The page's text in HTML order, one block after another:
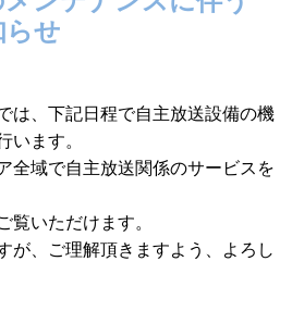
らせ
は、下記日程で自主放送設備の機
います。
全域で自主放送関係のサービスを
覧いただけます。
が、ご理解頂きますよう、よろし